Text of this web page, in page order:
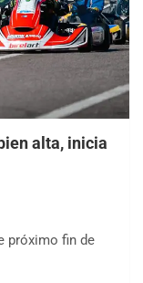
alta, inicia
próximo fin de